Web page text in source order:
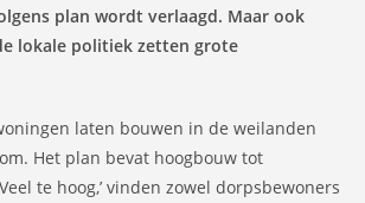
plan wordt verlaagd. Maar ook
lokale politiek zetten grote
laten bouwen in de weilanden
Het plan bevat hoogbouw tot
te hoog,’ vinden zowel dorpsbewoners